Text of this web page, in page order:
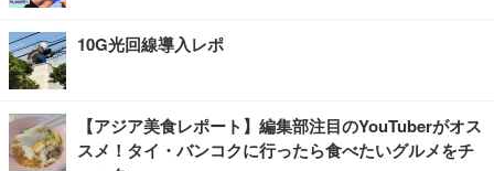
10G光回線導入レポ
【アジア美食レポート】編集部注目のYouTuberがオス
スメ！タイ・バンコクに行ったら食べたいグルメをチ